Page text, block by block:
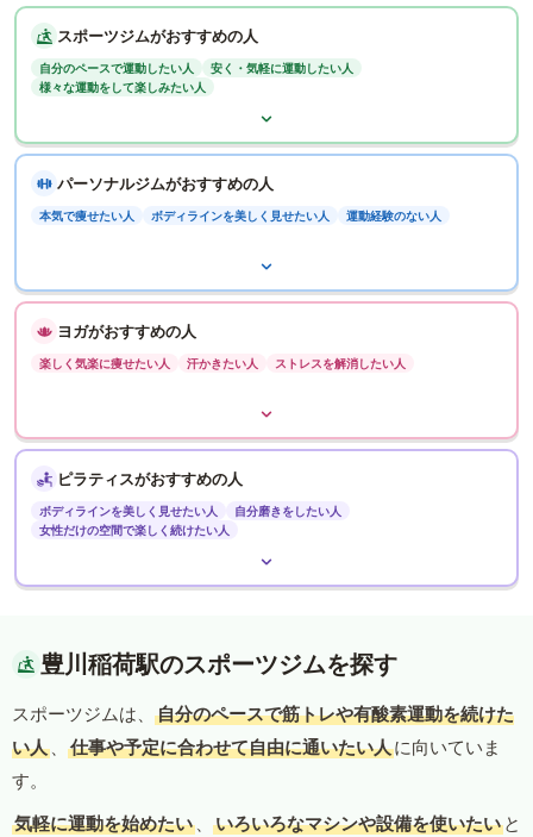
スポーツジムがおすすめの人
自分のペースで運動したい人
安く・気軽に運動したい人
様々な運動をして楽しみたい人
パーソナルジムがおすすめの人
本気で痩せたい人 ボディラインを美しく見せたい人 運動経験のない人
ヨガがおすすめの人
楽しく気楽に痩せたい人 汗かきたい人 ストレスを解消したい人
ピラティスがおすすめの人
ボディラインを美しく見せたい人
自分磨きをしたい人
女性だけの空間で楽しく続けたい人
豊川稲荷駅のスポーツジムを探す
スポーツジムは、
自分のペースで筋トレや有酸素運動を続けた
い人 、 仕事や予定に合わせて自由に通いたい人に向いていま
す。
気軽に運動を始めたい 、 いろいろなマシンや設備を使いたい と